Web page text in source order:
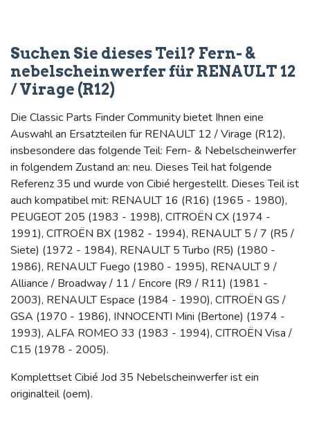
Suchen Sie dieses Teil? Fern- &
nebelscheinwerfer für RENAULT 12
/ Virage (R12)
Die Classic Parts Finder Community bietet Ihnen eine
Auswahl an Ersatzteilen für RENAULT 12 / Virage (R12),
insbesondere das folgende Teil: Fern- & Nebelscheinwerfer
in folgendem Zustand an: neu. Dieses Teil hat folgende
Referenz 35 und wurde von Cibié hergestellt. Dieses Teil ist
auch kompatibel mit: RENAULT 16 (R16) (1965 - 1980),
PEUGEOT 205 (1983 - 1998), CITROËN CX (1974 -
1991), CITROËN BX (1982 - 1994), RENAULT 5 / 7 (R5 /
Siete) (1972 - 1984), RENAULT 5 Turbo (R5) (1980 -
1986), RENAULT Fuego (1980 - 1995), RENAULT 9 /
Alliance / Broadway / 11 / Encore (R9 / R11) (1981 -
2003), RENAULT Espace (1984 - 1990), CITROËN GS /
GSA (1970 - 1986), INNOCENTI Mini (Bertone) (1974 -
1993), ALFA ROMEO 33 (1983 - 1994), CITROËN Visa /
C15 (1978 - 2005).
Komplettset Cibié Jod 35 Nebelscheinwerfer ist ein
originalteil (oem).